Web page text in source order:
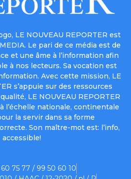
LE NOUVEAU REPORTER est
Le pari de ce média est de
et une âme à l’information afin
à nos lecteurs. Sa vocation est
Avec cette mission, LE
s’appuie sur des ressources
LE NOUVEAU REPORTER
l’échelle nationale, continentale
la servir dans sa forme
Son maître-mot est: l’info,
accessible!
75 77 / 99 50 60 10